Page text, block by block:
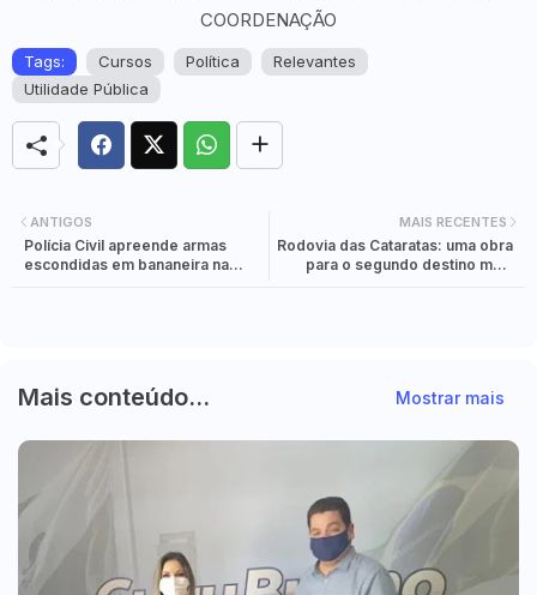
COORDENAÇÃO
Tags: Cursos Política
Relevantes
Utilidade Pública
MAIS RECENTES
Rodovia das Cataratas: uma obra
para o segundo destino mais
ANTIGOS
Polícia Civil apreende armas
escondidas em bananeira na
Mais conteúdo... Mostrar mais